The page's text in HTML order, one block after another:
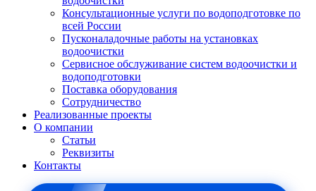
Консультационные услуги по водоподготовке по
всей России
Пусконаладочные работы на установках
водоочистки
Сервисное обслуживание систем водоочистки и
водоподготовки
Поставка оборудования
Сотрудничество
Реализованные проекты
О компании
Cтатьи
Реквизиты
Контакты